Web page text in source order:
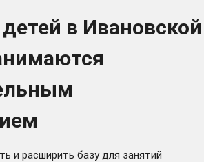
в Ивановской
и расширить базу для занятий